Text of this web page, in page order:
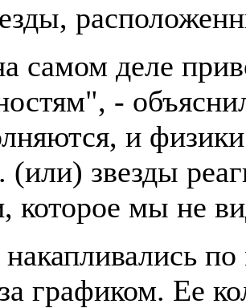
самом деле
-
и
(или) звезды
которое мы не
по
графиком. Ее